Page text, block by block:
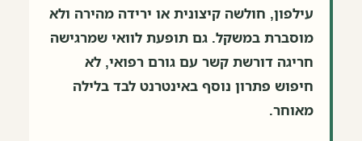
עילפון, חולשה קיצונית או ירידה מהירה ולא
מוסברת במשקל. גם תופעת לוואי שמרגישה
חריגה דורשת קשר עם גורם רפואי, לא
חיפוש פתרון נוסף באינטרנט לבד בלילה
מאוחר.